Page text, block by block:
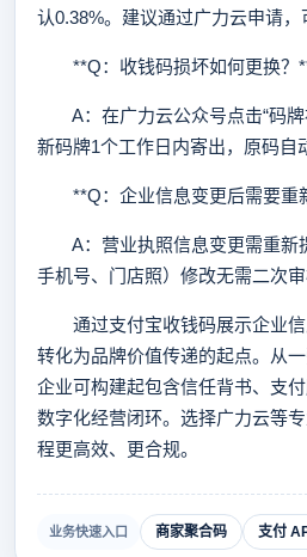
认0.38%。建议通过广力云申请，
**Q：收钱码损坏如何更换？
A：在广力云公众号点击“码牌
新码牌1个工作日内寄出，原码自
**Q：企业信息变更后需要重
A：营业执照信息变更需重新
手机号、门店照）修改无需二次审
通过支付宝收钱码展示企业信
转化为品牌价值传递的起点。从一
企业可构建起包含信任背书、支
数字化经营闭环。选择广力云等
程更高效、更合规。
业务快速入口 商家聚合码 支付